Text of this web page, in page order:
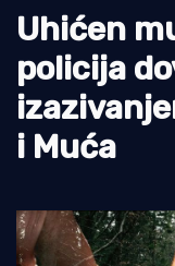
Pomorstvo
Ribolov
Ekologija
Tradicija i kultura
Uhićen
policija
i Muća